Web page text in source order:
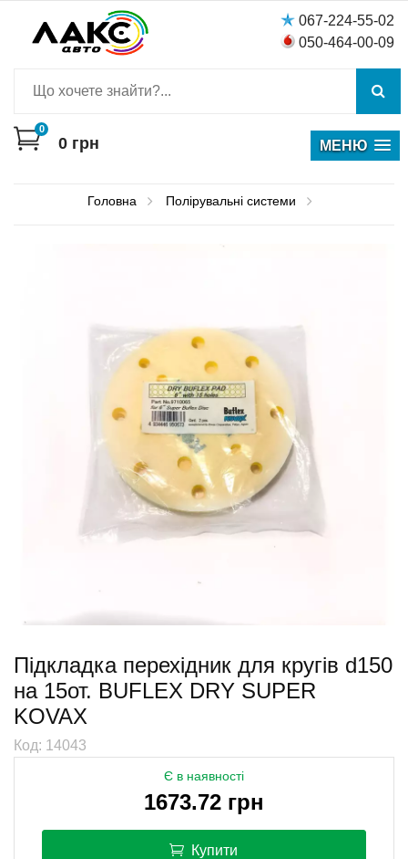
067-224-55-02
050-464-00-09
0
0 грн МЕНЮ
Головна Полірувальні системи
Підкладка перехідник для кругів d150
на 15от. BUFLEX DRY SUPER
KOVAX
Код: 14043
Є в наявності
1673.72 грн
Купити